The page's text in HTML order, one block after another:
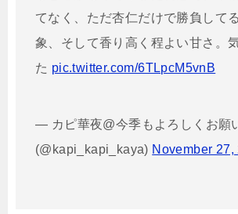
てなく、ただ杏仁だけで勝負して
象、そして香り高く程よい甘さ。
た︎︎ pic.twitter.com/6TLpcM5vnB
— カピ華夜@今季もよろしくお願
(@kapi_kapi_kaya) November 27,